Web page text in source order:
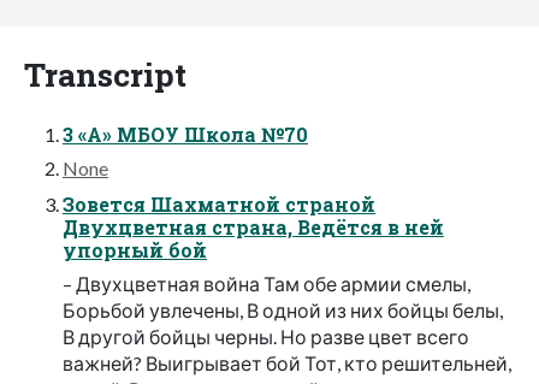
Transcript
3 «А» МБОУ Школа №70
None
Зовется Шахматной страной
Двухцветная страна, Ведётся в ней
упорный бой
– Двухцветная война Там обе армии смелы,
Борьбой увлечены, В одной из них бойцы белы,
В другой бойцы черны. Но разве цвет всего
важней? Выигрывает бой Тот, кто решительней,